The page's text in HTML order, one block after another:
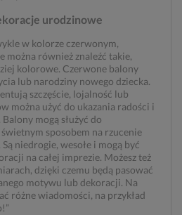
urodzinowe
w kolorze czerwonym,
można również znaleźć takie,
kolorowe. Czerwone balony
lub narodziny nowego dziecka.
szczęście, lojalność lub
można użyć do ukazania radości i
mogą służyć do
sposobem na rzucenie
niedrogie, wesołe i mogą być
na całej imprezie. Możesz też
dzięki czemu będą pasować
motywu lub dekoracji. Na
różne wiadomości, na przykład